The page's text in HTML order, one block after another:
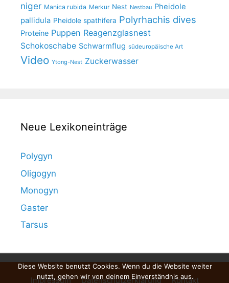
niger Manica rubida Merkur Nest Nestbau Pheidole
pallidula Pheidole spathifera Polyrhachis dives
Proteine Puppen Reagenzglasnest
Schokoschabe Schwarmflug südeuropäische Art
Video Ytong-Nest Zuckerwasser
Neue Lexikoneinträge
Polygyn
Oligogyn
Monogyn
Gaster
Tarsus
Impressum Datenschutzerklärung Kontakt
Diese Website benutzt Cookies. Wenn du die Website weiter
nutzt, gehen wir von deinem Einverständnis aus.